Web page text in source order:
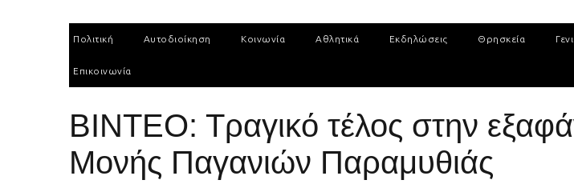
Πολιτική Αυτοδιοίκηση Κοινωνία Αθλητικά Εκδηλώσεις Θρησκεία
Επικοινωνία
ΒΙΝΤΕΟ: Τραγικό τέλος στην
Μονής Παγανιών Παραμυθιάς